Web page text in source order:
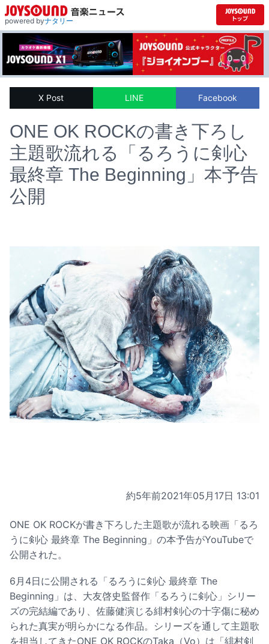
powered byナタリー
X Post LINE Facebook
ONE OK ROCKの書き下ろし
主題歌流れる「るろうに剣心
最終章 The Beginning」本予告
公開
約5年前2021年05月17日 13:01
ONE OK ROCKが書き下ろした主題歌が流れる映画「るろ
うに剣心 最終章 The Beginning」の本予告がYouTubeで
公開された。
6月4日に公開される「るろうに剣心 最終章 The
Beginning」は、大友啓史監督作「るろうに剣心」シリー
ズの完結編であり、佐藤健演じる緋村剣心の十字傷に秘め
られた真実が明らかになる作品。シリーズを通して主題歌
を担当してきたONE OK ROCKのTaka（Vo）は「緋村剣